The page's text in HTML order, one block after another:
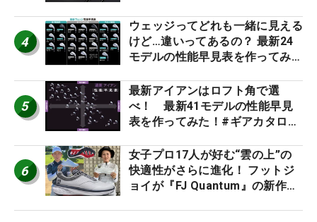
4
ウェッジってどれも一緒に見える
けど…違いってあるの？ 最新24
モデルの性能早見表を作ってみ
5
最新アイアンはロフト角で選
べ！ 最新41モデルの性能早見
表を作ってみた！#ギアカタログ
6
女子プロ17人が好む“雲の上”の
快適性がさらに進化！ フットジ
ョイが『FJ Quantum』の新作を